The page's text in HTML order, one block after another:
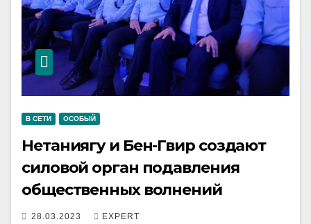
В СЕТИ ОСОБЫЙ
Нетаниягу и Бен-Гвир создают
силовой орган подавления
общественных волнений
28.03.2023 EXPERT